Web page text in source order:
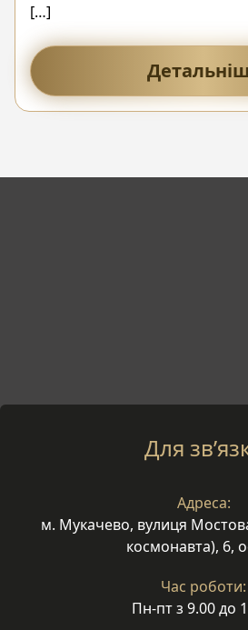
[…]
Для
Адреса:
м. Мукачево, вулиця
космонавта), 6,
Час роботи:
Пн-пт з 9.00 до